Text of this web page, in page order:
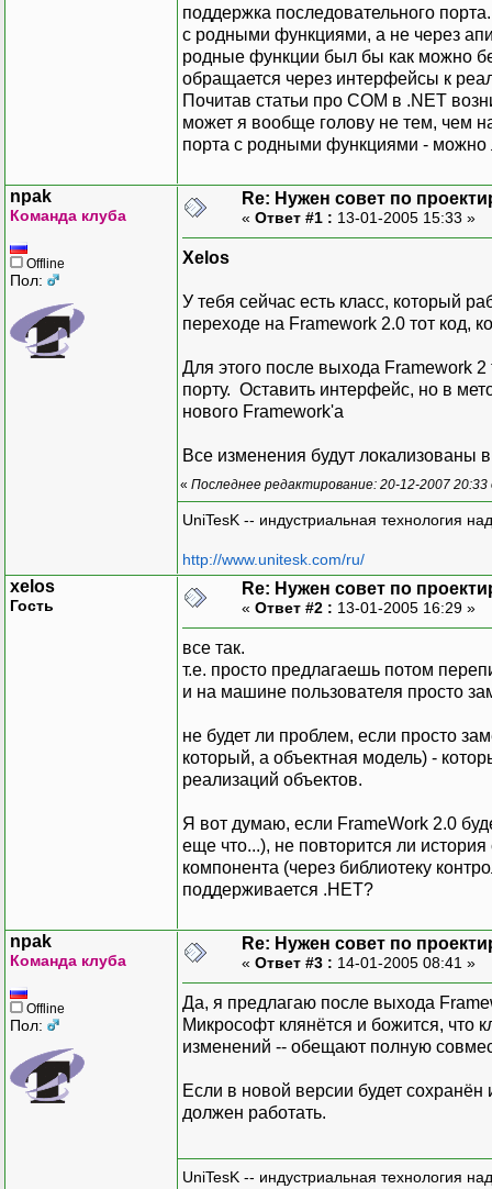
поддержка последовательного
с родными функциями, а не через
родные функции был бы как можно
обращается через интерфейсы к
Почитав статьи про COM в .NET
может я вообще голову не тем, чем
порта с родными функциями - можно
npak
Команда клуба
Offline
Пол:
Re: Нужен совет по
« Ответ #1 : 13-01-2005 15:33 »
Xelos
У тебя сейчас есть класс, который
переходе на Framework 2.0 тот код,
Для этого после выхода Framework
порту. Оставить интерфейс, но в
нового Framework'а
Все изменения будут локализованы
« Последнее редактирование: 20-12-2007
UniTesK -- индустриальная технология
http://www.unitesk.com/ru/
xelos
Гость
Re: Нужен совет по
« Ответ #2 : 13-01-2005 16:29 »
все так.
т.е. просто предлагаешь потом
и на машине пользователя просто
не будет ли проблем, если просто
который, а объектная модель) -
реализаций объектов.
Я вот думаю, если FrameWork 2.0
еще что...), не повторится ли
компонента (через библиотеку
поддерживается .НЕТ?
npak
Команда клуба
Offline
Пол:
Re: Нужен совет по
« Ответ #3 : 14-01-2005 08:41 »
Да, я предлагаю после выхода
Микрософт клянётся и божится, что
изменений -- обещают полную
Если в новой версии будет
должен работать.
UniTesK -- индустриальная технология